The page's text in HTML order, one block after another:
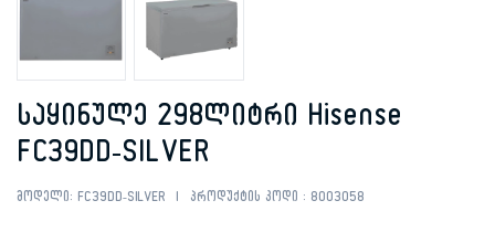
საყინულე 298ლიტრი Hisense
FC39DD-SILVER
მოდელი: FC39DD-SILVER პროდუქტის კოდი : 8003058